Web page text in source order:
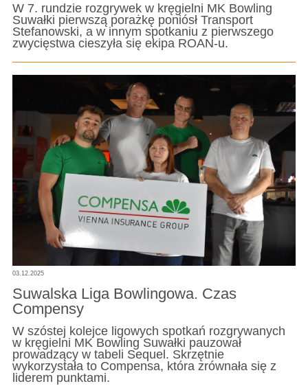
W 7. rundzie rozgrywek w kręgielni MK Bowling
Suwałki pierwszą porażkę poniósł Transport
Stefanowski, a w innym spotkaniu z pierwszego
zwycięstwa cieszyła się ekipa ROAN-u.
03.12.2025
Suwalska Liga Bowlingowa. Czas
Compensy
W szóstej kolejce ligowych spotkań rozgrywanych
w kręgielni MK Bowling Suwałki pauzował
prowadzący w tabeli Sequel. Skrzętnie
wykorzystała to Compensa, która zrównała się z
liderem punktami.